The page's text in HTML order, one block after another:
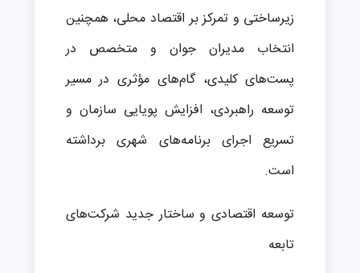
زیرساختی و تمرکز بر اقتصاد محلی، همچنین
انتخاب مدیران جوان و متخصص در
پست‌های کلیدی، گام‌های مؤثری در مسیر
توسعه راهبردی، افزایش پویایی سازمان و
تسریع اجرای برنامه‌های شهری برداشته
است.
توسعه اقتصادی و ساختار جدید شرکت‌های
تابعه